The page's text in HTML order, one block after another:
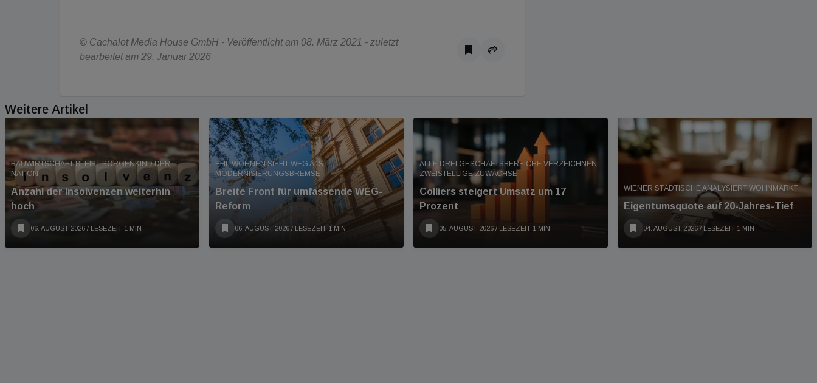
© Cachalot Media House GmbH - Veröffentlicht am 08. März 2021 - zuletzt
bearbeitet am 29. Januar 2026
Weitere Artikel
BAUWIRTSCHAFT BLEIBT SORGENKIND DER
NATION
Anzahl der Insolvenzen weiterhin
hoch
06. AUGUST 2026 / LESEZEIT 1 MIN
EHL WOHNEN SIEHT WEG ALS
MODERNISIERUNGSBREMSE
Breite Front für umfassende WEG-
Reform
06. AUGUST 2026 / LESEZEIT 1 MIN
ALLE DREI GESCHÄFTSBEREICHE VERZEICHNEN
ZWEISTELLIGE ZUWÄCHSE
Colliers steigert Umsatz um 17
Prozent
05. AUGUST 2026 / LESEZEIT 1 MIN
WIENER STÄDTISCHE ANALYSIERT WOHNMARKT
Eigentumsquote auf 20-Jahres-Tief
04. AUGUST 2026 / LESEZEIT 1 MIN